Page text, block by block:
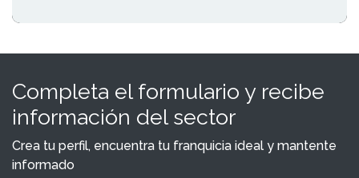
Completa el formulario y recibe
información del sector
Crea tu perfil, encuentra tu franquicia ideal y mantente
informado